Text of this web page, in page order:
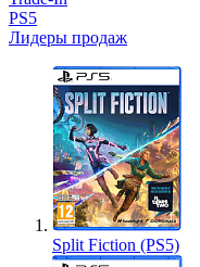
PS5
Лидеры продаж
Split Fiction (PS5)